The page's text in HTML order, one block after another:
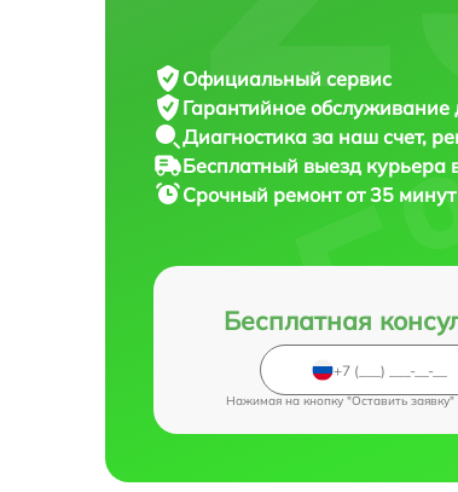
Официальный сервис
Гарантийное обслуживание
Диагностика за наш счет,
Бесплатный выезд курьера
Срочный ремонтот 35 минут
Бесплатная
Нажимая на кнопку "Оставить